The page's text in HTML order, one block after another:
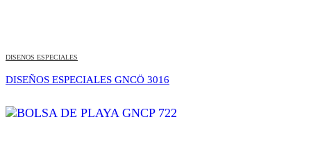
DISENOS ESPECIALES
DISEÑOS ESPECIALES GNCÖ 3016